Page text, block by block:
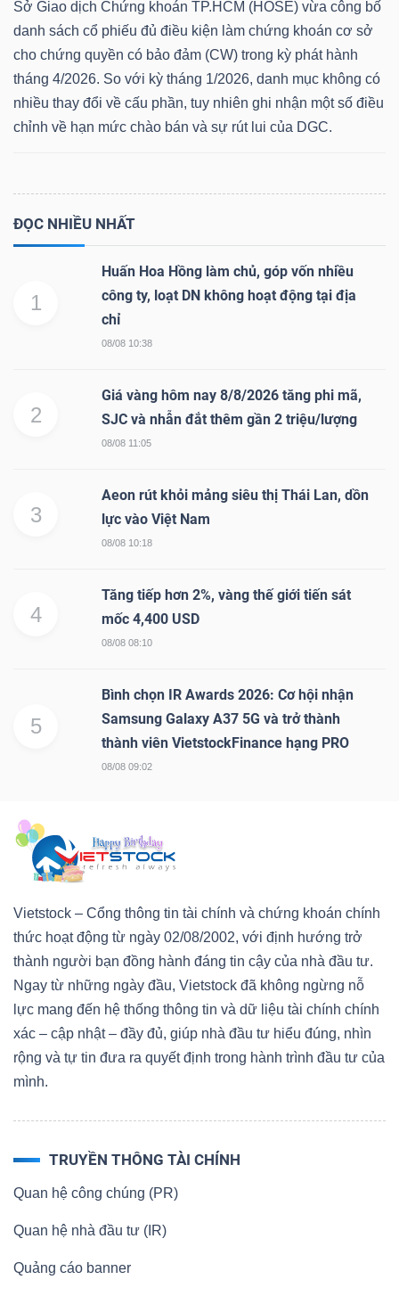
Sở Giao dịch Chứng khoán TP.HCM (HOSE) vừa công bố
danh sách cổ phiếu đủ điều kiện làm chứng khoán cơ sở
cho chứng quyền có bảo đảm (CW) trong kỳ phát hành
tháng 4/2026. So với kỳ tháng 1/2026, danh mục không có
nhiều thay đổi về cấu phần, tuy nhiên ghi nhận một số điều
chỉnh về hạn mức chào bán và sự rút lui của DGC.
ĐỌC NHIỀU NHẤT
1
Huấn Hoa Hồng làm chủ, góp vốn nhiều
công ty, loạt DN không hoạt động tại địa
chỉ
08/08 10:38
2
Giá vàng hôm nay 8/8/2026 tăng phi mã,
SJC và nhẫn đắt thêm gần 2 triệu/lượng
08/08 11:05
3
Aeon rút khỏi mảng siêu thị Thái Lan, dồn
lực vào Việt Nam
08/08 10:18
4
Tăng tiếp hơn 2%, vàng thế giới tiến sát
mốc 4,400 USD
08/08 08:10
5
Bình chọn IR Awards 2026: Cơ hội nhận
Samsung Galaxy A37 5G và trở thành
thành viên VietstockFinance hạng PRO
08/08 09:02
Vietstock – Cổng thông tin tài chính và chứng khoán chính
thức hoạt động từ ngày 02/08/2002, với định hướng trở
thành người bạn đồng hành đáng tin cậy của nhà đầu tư.
Ngay từ những ngày đầu, Vietstock đã không ngừng nỗ
lực mang đến hệ thống thông tin và dữ liệu tài chính chính
xác – cập nhật – đầy đủ, giúp nhà đầu tư hiểu đúng, nhìn
rộng và tự tin đưa ra quyết định trong hành trình đầu tư của
mình.
TRUYỀN THÔNG TÀI CHÍNH
Quan hệ công chúng (PR)
Quan hệ nhà đầu tư (IR)
Quảng cáo banner